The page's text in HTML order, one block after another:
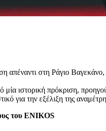
απέναντι στη Ράγιο
ιστορική πρόκριση,
για την εξέλιξη της
του ENIKOS